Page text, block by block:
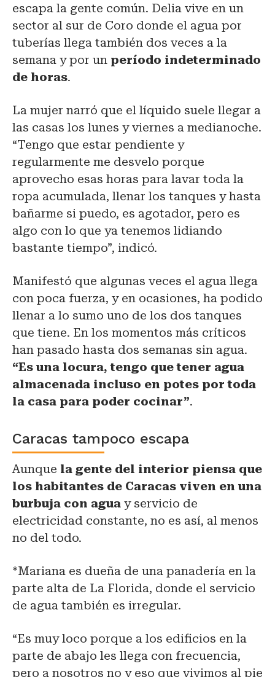
escapa la gente común. Delia vive en un
sector al sur de Coro donde el agua por
tuberías llega también dos veces a la
semana y por un período indeterminado
de horas.
La mujer narró que el líquido suele llegar a
las casas los lunes y viernes a medianoche.
“Tengo que estar pendiente y
regularmente me desvelo porque
aprovecho esas horas para lavar toda la
ropa acumulada, llenar los tanques y hasta
bañarme si puedo, es agotador, pero es
algo con lo que ya tenemos lidiando
bastante tiempo”, indicó.
Manifestó que algunas veces el agua llega
con poca fuerza, y en ocasiones, ha podido
llenar a lo sumo uno de los dos tanques
que tiene. En los momentos más críticos
han pasado hasta dos semanas sin agua.
“Es una locura, tengo que tener agua
almacenada incluso en potes por toda
la casa para poder cocinar”.
Caracas tampoco escapa
Aunque la gente del interior piensa que
los habitantes de Caracas viven en una
burbuja con agua y servicio de
electricidad constante, no es así, al menos
no del todo.
*Mariana es dueña de una panadería en la
parte alta de La Florida, donde el servicio
de agua también es irregular.
“Es muy loco porque a los edificios en la
parte de abajo les llega con frecuencia,
pero a nosotros no y eso que vivimos al pie